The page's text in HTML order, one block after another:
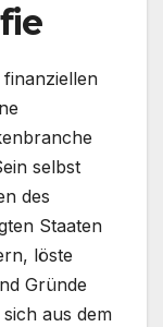
selbst
des
Staaten
löste
Gründe
aus dem